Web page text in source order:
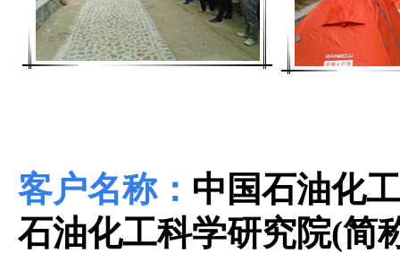
客户名称： 中国石油化
石油化工科学研究院(简